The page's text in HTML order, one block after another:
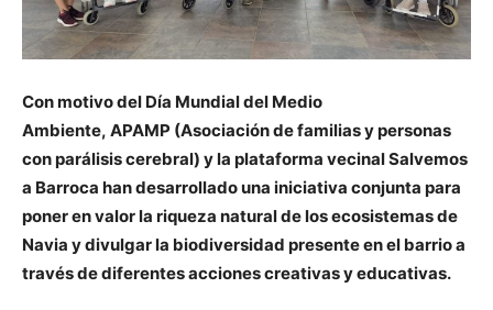
Con motivo del Día Mundial del Medio
Ambiente, APAMP (Asociación de familias y personas
con parálisis cerebral) y la plataforma vecinal Salvemos
a Barroca han desarrollado una iniciativa conjunta para
poner en valor la riqueza natural de los ecosistemas de
Navia y divulgar la biodiversidad presente en el barrio a
través de diferentes acciones creativas y educativas.